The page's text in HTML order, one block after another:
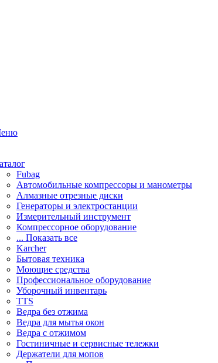
Fubag
Автомобильные компрессоры и манометры
Алмазные отрезные диски
Генераторы и электростанции
Измерительный инструмент
Компрессорное оборудование
... Показать все
Karcher
Бытовая техника
Моющие средства
Профессиональное оборудование
Уборочный инвентарь
TTS
Ведра без отжима
Ведра для мытья окон
Ведра с отжимом
Гостиничные и сервисные тележки
Держатели для мопов